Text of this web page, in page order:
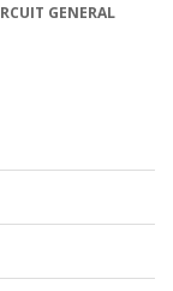
GENERAL